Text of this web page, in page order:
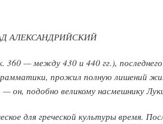
АЛЕКСАНДРИЙСКИЙ
360 — между 430 и 440 гг.),
прожил полную лишений
— он, подобно великому насмешнику
для греческой культуры время.